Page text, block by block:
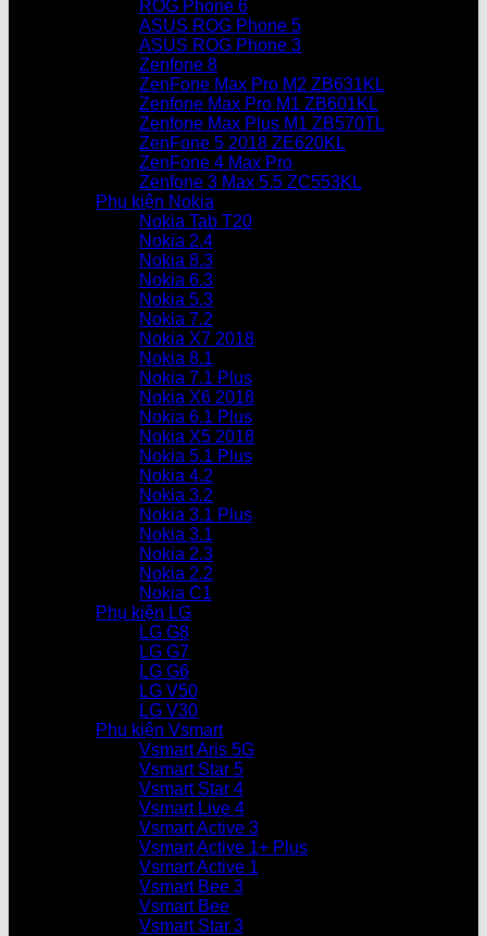
ROG Phone 6
ASUS ROG Phone 5
ASUS ROG Phone 3
Zenfone 8
ZenFone Max Pro M2 ZB631KL
Zenfone Max Pro M1 ZB601KL
Zenfone Max Plus M1 ZB570TL
ZenFone 5 2018 ZE620KL
ZenFone 4 Max Pro
Zenfone 3 Max 5.5 ZC553KL
Phụ kiện Nokia
Nokia Tab T20
Nokia 2.4
Nokia 8.3
Nokia 6.3
Nokia 5.3
Nokia 7.2
Nokia X7 2018
Nokia 8.1
Nokia 7.1 Plus
Nokia X6 2018
Nokia 6.1 Plus
Nokia X5 2018
Nokia 5.1 Plus
Nokia 4.2
Nokia 3.2
Nokia 3.1 Plus
Nokia 3.1
Nokia 2.3
Nokia 2.2
Nokia C1
Phụ kiện LG
LG G8
LG G7
LG G6
LG V50
LG V30
Phụ kiện Vsmart
Vsmart Aris 5G
Vsmart Star 5
Vsmart Star 4
Vsmart Live 4
Vsmart Active 3
Vsmart Active 1+ Plus
Vsmart Active 1
Vsmart Bee 3
Vsmart Bee
Vsmart Star 3